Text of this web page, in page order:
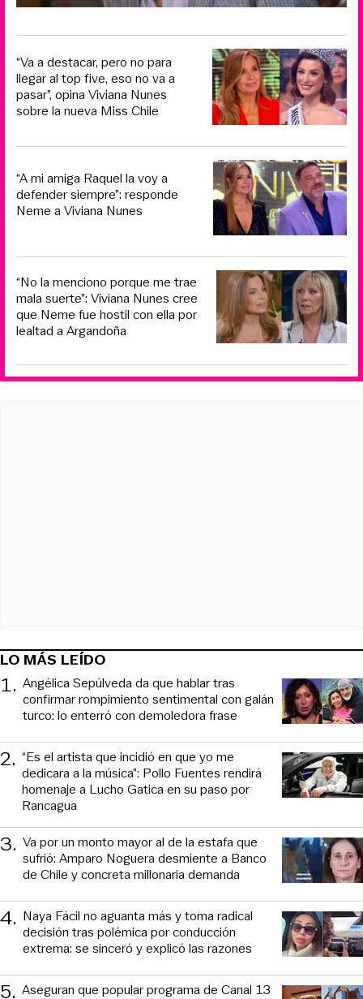
“Va a destacar, pero no para
llegar al top five, eso no va a
pasar”, opina Viviana Nunes
sobre la nueva Miss Chile
“A mi amiga Raquel la voy a
defender siempre”: responde
Neme a Viviana Nunes
“No la menciono porque me trae
mala suerte”: Viviana Nunes cree
que Neme fue hostil con ella por
lealtad a Argandoña
LO MÁS LEÍDO
1. Angélica Sepúlveda da que hablar tras
confirmar rompimiento sentimental con galán
turco: lo enterró con demoledora frase
2. “Es el artista que incidió en que yo me
dedicara a la música”: Pollo Fuentes rendirá
homenaje a Lucho Gatica en su paso por
Rancagua
3. Va por un monto mayor al de la estafa que
sufrió: Amparo Noguera desmiente a Banco
de Chile y concreta millonaria demanda
4. Naya Fácil no aguanta más y toma radical
decisión tras polémica por conducción
extrema: se sinceró y explicó las razones
5. Aseguran que popular programa de Canal 13